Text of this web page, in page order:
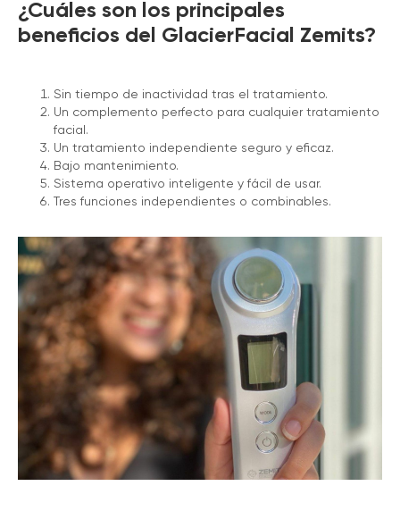
¿Cuáles son los principales
beneficios del GlacierFacial Zemits?
Sin tiempo de inactividad tras el tratamiento.
Un complemento perfecto para cualquier tratamiento
facial.
Un tratamiento independiente seguro y eficaz.
Bajo mantenimiento.
Sistema operativo inteligente y fácil de usar.
Tres funciones independientes o combinables.